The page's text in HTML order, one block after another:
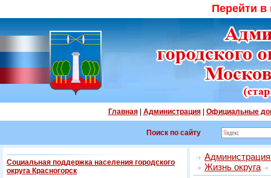
Перейти
Главная| Администрация| Официальные
Поиск по сайту
Социальная поддержка населения городского
округа Красногорск
Администрация
Жизнь округа